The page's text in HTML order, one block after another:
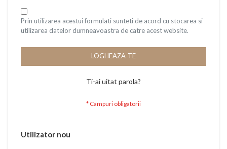
Prin utilizarea acestui formulati sunteti de acord cu stocarea si
utilizarea datelor dumneavoastra de catre acest website.
LOGHEAZA-TE
Ti-ai uitat parola?
Utilizator nou